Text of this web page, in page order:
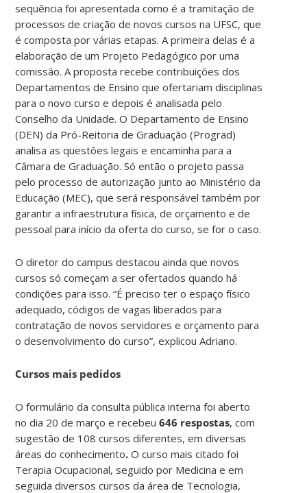
sequência foi apresentada como é a tramitação de
processos de criação de novos cursos na UFSC, que
é composta por várias etapas. A primeira delas é a
elaboração de um Projeto Pedagógico por uma
comissão. A proposta recebe contribuições dos
Departamentos de Ensino que ofertariam disciplinas
para o novo curso e depois é analisada pelo
Conselho da Unidade. O Departamento de Ensino
(DEN) da Pró-Reitoria de Graduação (Prograd)
analisa as questões legais e encaminha para a
Câmara de Graduação. Só então o projeto passa
pelo processo de autorização junto ao Ministério da
Educação (MEC), que será responsável também por
garantir a infraestrutura física, de orçamento e de
pessoal para início da oferta do curso, se for o caso.
O diretor do campus destacou ainda que novos
cursos só começam a ser ofertados quando há
condições para isso. “É preciso ter o espaço físico
adequado, códigos de vagas liberados para
contratação de novos servidores e orçamento para
o desenvolvimento do curso”, explicou Adriano.
Cursos mais pedidos
O formulário da consulta pública interna foi aberto
no dia 20 de março e recebeu646 respostas, com
sugestão de 108 cursos diferentes, em diversas
áreas do conhecimento. O curso mais citado foi
Terapia Ocupacional, seguido por Medicina e em
seguida diversos cursos da área de Tecnologia,